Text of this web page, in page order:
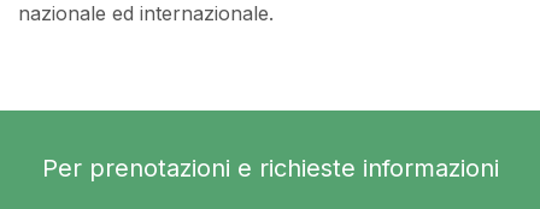
nazionale ed internazionale.
Per prenotazioni e richieste informazioni